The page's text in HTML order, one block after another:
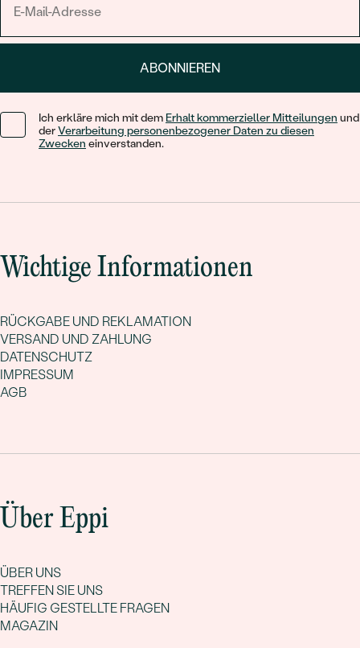
ABONNIEREN
Ich erkläre mich mit dem Erhalt kommerzieller Mitteilungen und
derVerarbeitung personenbezogener Daten zu diesen
Zwecken einverstanden.
Wichtige Informationen
RÜCKGABE UND REKLAMATION
VERSAND UND ZAHLUNG
DATENSCHUTZ
IMPRESSUM
AGB
Über Eppi
ÜBER UNS
TREFFEN SIE UNS
HÄUFIG GESTELLTE FRAGEN
MAGAZIN